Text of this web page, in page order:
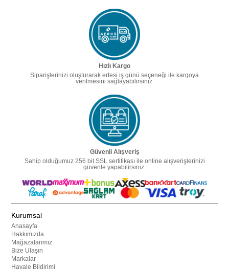
Hızlı Kargo
Siparişlerinizi oluşturarak ertesi iş günü seçeneği ile kargoya
verilmesini sağlayabilirsiniz.
Güvenli Alışveriş
Sahip olduğumuz 256 bit SSL sertifikası ile online alışverişlerinizi
güvenle yapabilirsiniz.
Kurumsal
Anasayfa
Hakkımızda
Mağazalarımız
Bize Ulaşın
Markalar
Havale Bildirimi